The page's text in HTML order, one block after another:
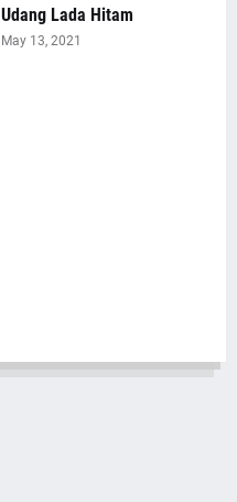
Udang Lada Hitam
May 13, 2021